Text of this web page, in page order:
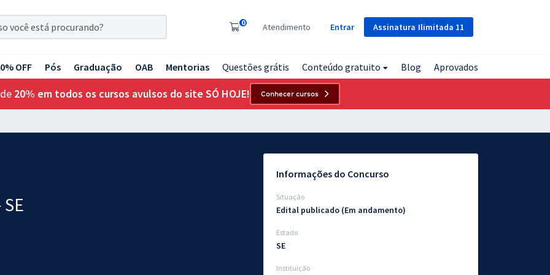
Assinatura Ilimitada 11
0 Atendimento Entrar
OFF Pós Graduação OAB Mentorias Questões grátis Conteúdo gratuito Blog Aprovados
20% em todos os cursos avulsos do site SÓ HOJE! Conhecer cursos
Informações do Concurso
Situação
Edital publicado (Em andamento)
Estado
SE
Instituição